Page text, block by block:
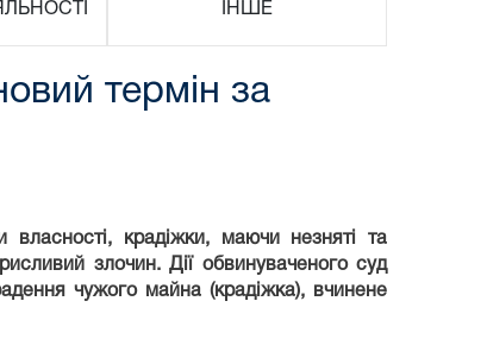
ІНШЕ
термін за
крадіжки, маючи незняті та
злочин. Дії обвинуваченого суд
чужого майна (крадіжка), вчинене